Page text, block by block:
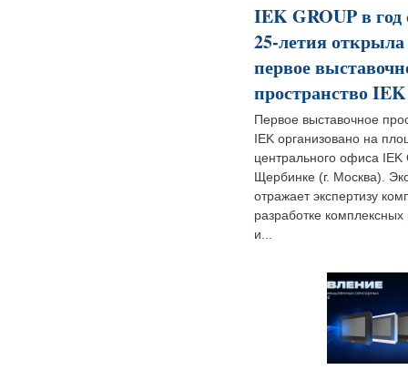
IEK GROUP в год
25-летия открыла
первое
пространство IEK
Первое выставочное
IEK организовано на
центрального офиса IEK
Щербинке (г. Москва).
отражает экспертизу
разработке
и...